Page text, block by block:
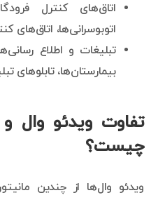
اتاق‌های کنترل
اتوبوسرانی‌ها، اتاق‌های
تبلیغات و اطلاع
بیمارستان‌ها، تابلوهای
تفاوت ویدئو وال
چیست؟
ویدئو وال‌ها از چندین